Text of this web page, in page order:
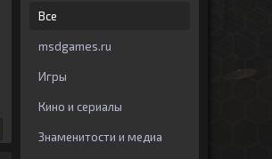
Все
msdgames.ru
Игры
Кино и сериалы
Знаменитости и медиа